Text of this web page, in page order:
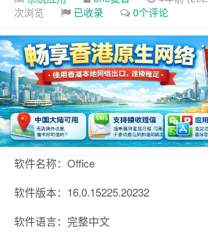
次浏览
已收录 0个评论
软件名称：Office
软件版本：16.0.15225.20232
软件语言：完整中文